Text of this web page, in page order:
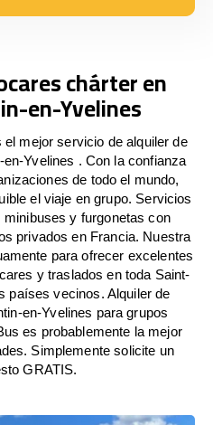
chárter en
en-Yvelines
mejor servicio de alquiler de
Yvelines . Con la confianza
de todo el mundo,
el viaje en grupo. Servicios
y furgonetas con
privados en Francia. Nuestra
para ofrecer excelentes
y traslados en toda Saint-
países vecinos. Alquiler de
en-Yvelines para grupos
es probablemente la mejor
Simplemente solicite un
GRATIS.